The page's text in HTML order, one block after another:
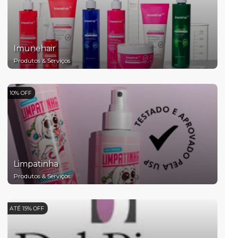
Imunehair
Produtos & Serviços
10% OFF
Limpatinha
Produtos & Serviços
ATÉ 15% OFF